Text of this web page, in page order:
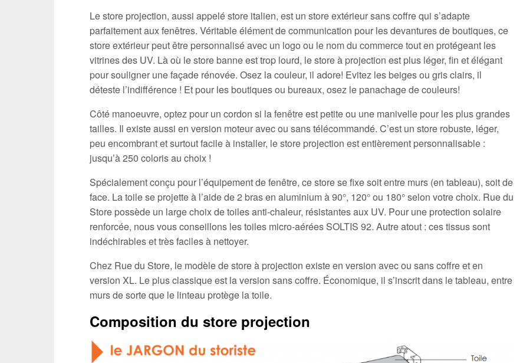
Le store projection, aussi appelé store italien, est un store extérieur sans coffre qui s’adapte
parfaitement aux fenêtres. Véritable élément de communication pour les devantures de boutiques, ce
store extérieur peut être personnalisé avec un logo ou le nom du commerce tout en protégeant les
vitrines des UV. Là où le store banne est trop lourd, le store à projection est plus léger, fin et élégant
pour souligner une façade rénovée. Osez la couleur, il adore! Evitez les beiges ou gris clairs, il
déteste l’indifférence ! Et pour les boutiques ou bureaux, osez le panachage de couleurs!
Côté manoeuvre, optez pour un cordon si la fenêtre est petite ou une manivelle pour les plus grandes
tailles. Il existe aussi en version moteur avec ou sans télécommandé. C’est un store robuste, léger,
peu encombrant et surtout facile à installer, le store projection est entièrement personnalisable :
jusqu’à 250 coloris au choix !
Spécialement conçu pour l’équipement de fenêtre, ce store se fixe soit entre murs (en tableau), soit de
face. La toile se projette à l’aide de 2 bras en aluminium à 90°, 120° ou 180° selon votre choix. Rue du
Store possède un large choix de toiles anti-chaleur, résistantes aux UV. Pour une protection solaire
renforcée, nous vous conseillons les toiles micro-aérées SOLTIS 92. Autre atout : ces tissus sont
indéchirables et très faciles à nettoyer.
Chez Rue du Store, le modèle de store à projection existe en version avec ou sans coffre et en
version XL. Le plus classique est la version sans coffre. Économique, il s’inscrit dans le tableau, entre
murs de sorte que le linteau protège la toile.
Composition du store projection